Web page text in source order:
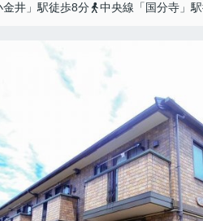
井」駅徒歩8分
中央線「国分寺」